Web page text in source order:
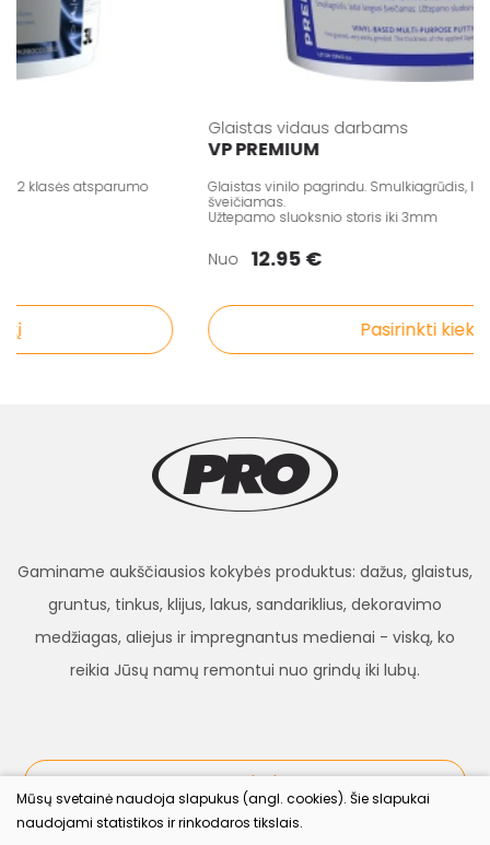
klasės atsparumo
Glaistas vidaus darbams
VP PREMIUM
Glaistas vinilo pagrindu. Smulkiagrūdis,
šveičiamas.
Užtepamo sluoksnio storis iki 3mm
Nuo 12.95 €
Pasirinkti kiekį
Gaminame aukščiausios kokybės produktus: dažus, glaistus,
gruntus, tinkus, klijus, lakus, sandariklius, dekoravimo
medžiagas, aliejus ir impregnantus medienai - viską, ko
reikia Jūsų namų remontui nuo grindų iki lubų.
procolor.lt
Mūsų svetainė naudoja slapukus (angl. cookies). Šie slapukai
naudojami statistikos ir rinkodaros tikslais.